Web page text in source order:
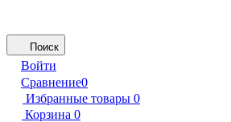
Поиск
Войти
Сравнение0
Избранные товары 0
Корзина 0